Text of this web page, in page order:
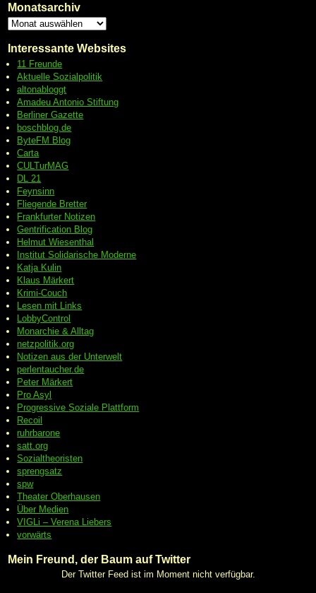
Monatsarchiv
Interessante Websites
11 Freunde
Aktuelle Sozialpolitik
altonabloggt
Amadeu Antonio Stiftung
Berliner Gazette
boschblog.de
ByteFM Blog
Carta
CULTurMAG
DL 21
Feynsinn
Fliegende Bretter
Frankfurter Notizen
Gentrification Blog
Helmut Wiesenthal
Institut Solidarische Moderne
Katja Kulin
Klaus Märkert
Krimi-Couch
Lesen mit Links
LobbyControl
Monarchie & Alltag
netzpolitik.org
Notizen aus der Unterwelt
perlentaucher.de
Peter Märkert
Pro Asyl
ProgressiveSoziale Plattform
Recoil
ruhrbarone
satt.org
Sozialtheoristen
sprengsatz
spw
Theater Oberhausen
Über Medien
VIGLi – Verena Liebers
vorwärts
Mein Freund, der Baum auf Twitter
Der Twitter Feed ist im Moment nicht verfügbar.